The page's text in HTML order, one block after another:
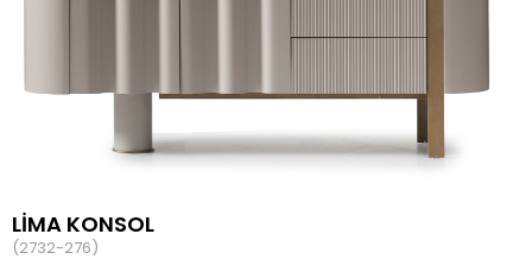
LİMA KONSOL
(2732-276)